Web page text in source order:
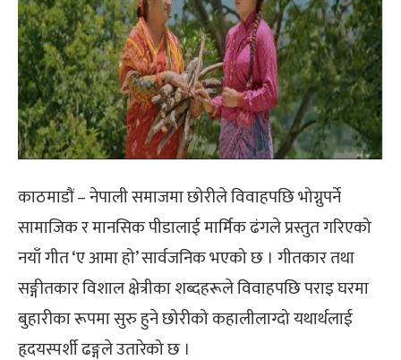
काठमाडौं – नेपाली समाजमा छोरीले विवाहपछि भोग्नुपर्ने
सामाजिक र मानसिक पीडालाई मार्मिक ढंगले प्रस्तुत गरिएको
नयाँ गीत ‘ए आमा हो’ सार्वजनिक भएको छ । गीतकार तथा
सङ्गीतकार विशाल क्षेत्रीका शब्दहरूले विवाहपछि पराइ घरमा
बुहारीका रूपमा सुरु हुने छोरीको कहालीलाग्दो यथार्थलाई
हृदयस्पर्शी ढङ्गले उतारेको छ ।